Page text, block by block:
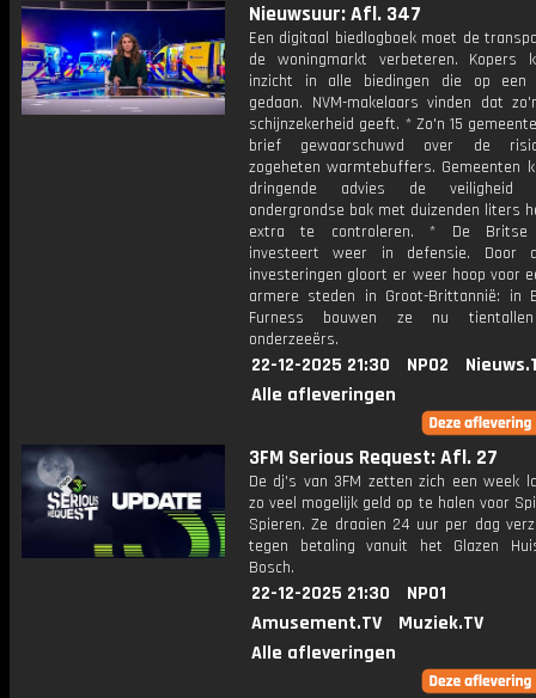
Nieuwsuur: Afl. 347
Een digitaal biedlogboek moet de
de woningmarkt verbeteren. Kopers
inzicht in alle biedingen die op een
gedaan. NVM-makelaars vinden dat
schijnzekerheid geeft. * Zo'n 15
brief gewaarschuwd over de
zogeheten warmtebuffers. Gemeenten
dringende advies de
ondergrondse bak met duizenden liters
extra te controleren. * De Britse
investeert weer in defensie. Door
investeringen gloort er weer hoop voor
armere steden in Groot-Brittannië: in
Furness bouwen ze nu
onderzeeërs.
22-12-2025 21:30 NPO2
Alle afleveringen
3FM Serious Request: Afl. 27
De dj's van 3FM zetten zich een week
zo veel mogelijk geld op te halen voor
Spieren. Ze draaien 24 uur per dag
tegen betaling vanuit het Glazen
Bosch.
22-12-2025 21:30
NPO1
Amusement.TV
Muziek.TV
Alle afleveringen